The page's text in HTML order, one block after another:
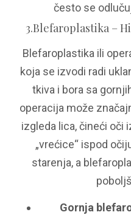
često se
3.Blefaroplastika –
Blefaroplastika ili
koja se izvodi radi
tkiva i bora sa
operacija može
izgleda lica, čineći oči
„vrećice“ ispod
starenja, a
Gornja